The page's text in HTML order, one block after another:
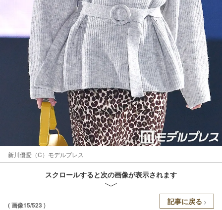
新川優愛（C）モデルプレス
スクロールすると次の画像が表示されます
( 画像15/523 ) 記事に戻る